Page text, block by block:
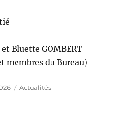
Bluette GOMBERT
membres du Bureau)
Catégories
Actualités